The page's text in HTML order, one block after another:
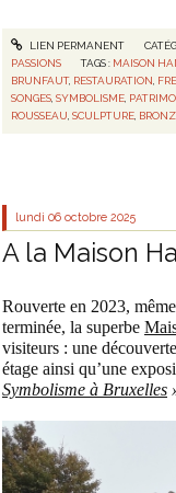
LIEN PERMANENT
PASSIONS
TAGS : MAISON
BRUNFAUT, RESTAURATION
SONGES ,SYMBOLISME
ROUSSEAU ,SCULPTURE
lundi 06 octobre 2025
A la Maison
Rouverte en 2023,
terminée, la superbe
visiteurs : une
étage ainsi qu’une
Symbolisme à Bruxelles